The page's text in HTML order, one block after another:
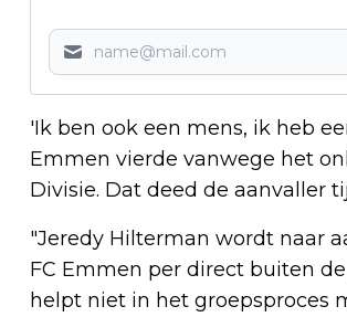
'Ik ben ook een mens, ik heb
Emmen vierde vanwege het
Divisie. Dat deed de aanvaller
"Jeredy Hilterman wordt naar
FC Emmen per direct buiten
helpt niet in het groepsproces